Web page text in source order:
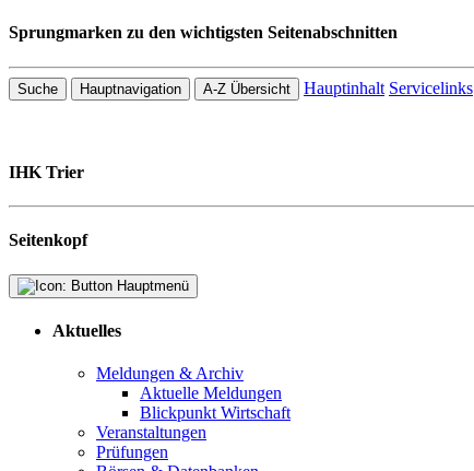
Sprungmarken zu den wichtigsten Seitenabschnitten
Suche Hauptnavigation A-Z Übersicht Hauptinhalt Servicelinks
IHK Trier
Seitenkopf
Aktuelles
Meldungen & Archiv
Aktuelle Meldungen
Blickpunkt Wirtschaft
Veranstaltungen
Prüfungen